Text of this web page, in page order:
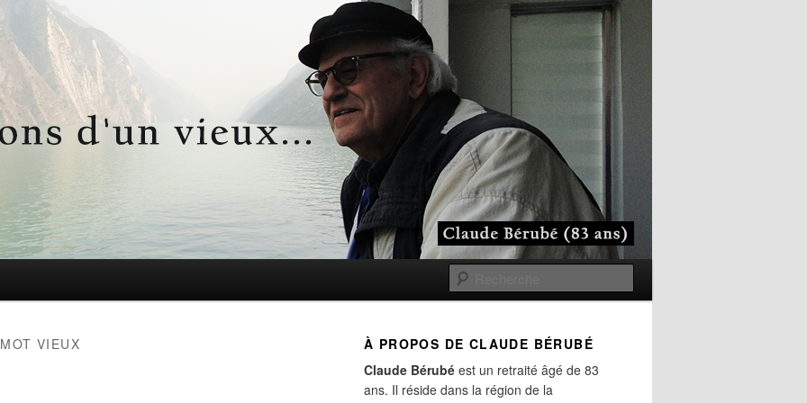
vieux…
VIEUX
À PROPOS DE CLAUDE BÉRUBÉ
Claude Bérubé est un retraité âgé de 83
ans. Il réside dans la région de la